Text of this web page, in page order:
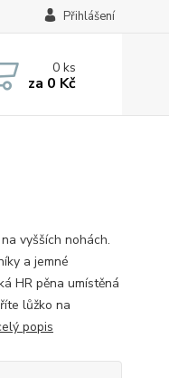
Přihlášení
0ks
za 0 Kč
vyšších nohách.
a jemné
HR pěna umístěná
lůžko na
popis